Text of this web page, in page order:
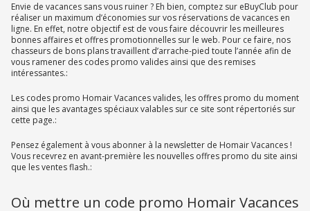
Envie de vacances sans vous ruiner ? Eh bien, comptez sur eBuyClub pour
réaliser un maximum d’économies sur vos réservations de vacances en
ligne. En effet, notre objectif est de vous faire découvrir les meilleures
bonnes affaires et offres promotionnelles sur le web. Pour ce faire, nos
chasseurs de bons plans travaillent d’arrache-pied toute l’année afin de
vous ramener des codes promo valides ainsi que des remises
intéressantes.:
Les codes promo Homair Vacances valides, les offres promo du moment
ainsi que les avantages spéciaux valables sur ce site sont répertoriés sur
cette page.:
Pensez également à vous abonner à la newsletter de Homair Vacances !
Vous recevrez en avant-première les nouvelles offres promo du site ainsi
que les ventes flash.:
Où mettre un code promo Homair Vacances